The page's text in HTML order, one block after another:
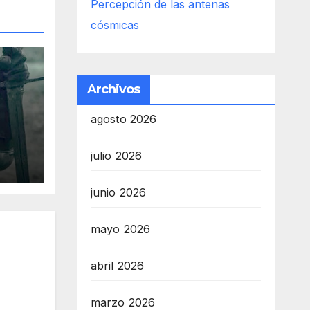
Percepción de las antenas
cósmicas
Archivos
agosto 2026
julio 2026
junio 2026
mayo 2026
abril 2026
marzo 2026